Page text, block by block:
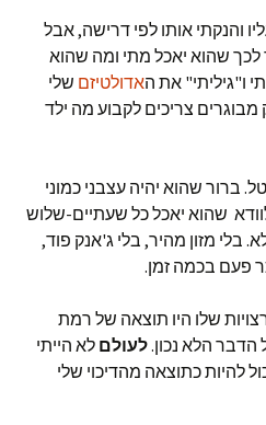
והנקתי אותו לפי דרישה, אבל
שהוא יאכל מתי ומה שהוא
ו"גיליתי" את האדולטיזם שלי
צריכים לקבוע מה ילד
ברור שהוא יהיה עצבני כמוני
שהוא יאכל כל שעתיים-שלוש
בלי מזון מהיר, בלי ג'אנק פוד,
פעם בכמה זמן.
שלו היו תוצאה של רמת
הדבר הלא נכון.לעולם לא הייתי
להיות כתוצאה מהדיכוי שלי